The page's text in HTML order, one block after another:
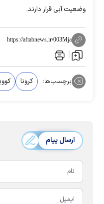
وضعیت آبی قرار دارند.
https://aftabnews.ir/003Mja
برچسب‌ها: کرونا
ارسال پیام